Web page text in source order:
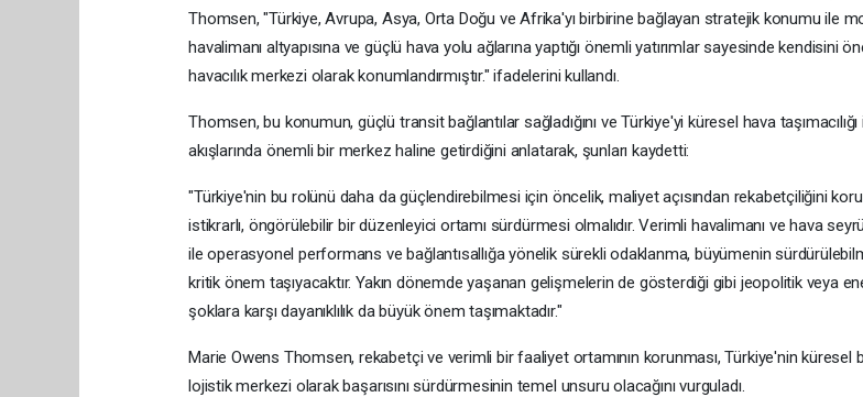
Thomsen, "Türkiye, Avrupa, Asya, Orta Doğu ve Afrika'yı birbirine bağlayan stratejik konumu ile
havalimanı altyapısına ve güçlü hava yolu ağlarına yaptığı önemli yatırımlar sayesinde kendisini
havacılık merkezi olarak konumlandırmıştır." ifadelerini kullandı.
Thomsen, bu konumun, güçlü transit bağlantılar sağladığını ve Türkiye'yi küresel hava
akışlarında önemli bir merkez haline getirdiğini anlatarak, şunları kaydetti:
"Türkiye'nin bu rolünü daha da güçlendirebilmesi için öncelik, maliyet açısından rekabetçiliğini
istikrarlı, öngörülebilir bir düzenleyici ortamı sürdürmesi olmalıdır. Verimli havalimanı ve hava
ile operasyonel performans ve bağlantısallığa yönelik sürekli odaklanma, büyümenin
kritik önem taşıyacaktır. Yakın dönemde yaşanan gelişmelerin de gösterdiği gibi jeopolitik veya
şoklara karşı dayanıklılık da büyük önem taşımaktadır."
Marie Owens Thomsen, rekabetçi ve verimli bir faaliyet ortamının korunması, Türkiye'nin küresel
lojistik merkezi olarak başarısını sürdürmesinin temel unsuru olacağını vurguladı.